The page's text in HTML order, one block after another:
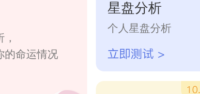
的命运情况
星盘分析
个人星盘分析